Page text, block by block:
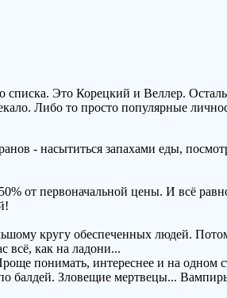
списка. Это Корецкий и Веллер.
Либо то просто популярные
- насытиться запахами еды,
от первоначальной цены. И всё
кругу обеспеченных людей.
всё, как на ладони...
понимать, интереснее и на одном
балдей. Зловещие мертвецы...